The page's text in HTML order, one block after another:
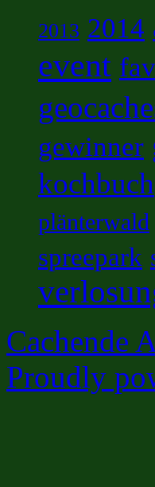
2013 2014
event
gewinner
kochbuch
plänterwald
spreepark
Cachende
Proudly